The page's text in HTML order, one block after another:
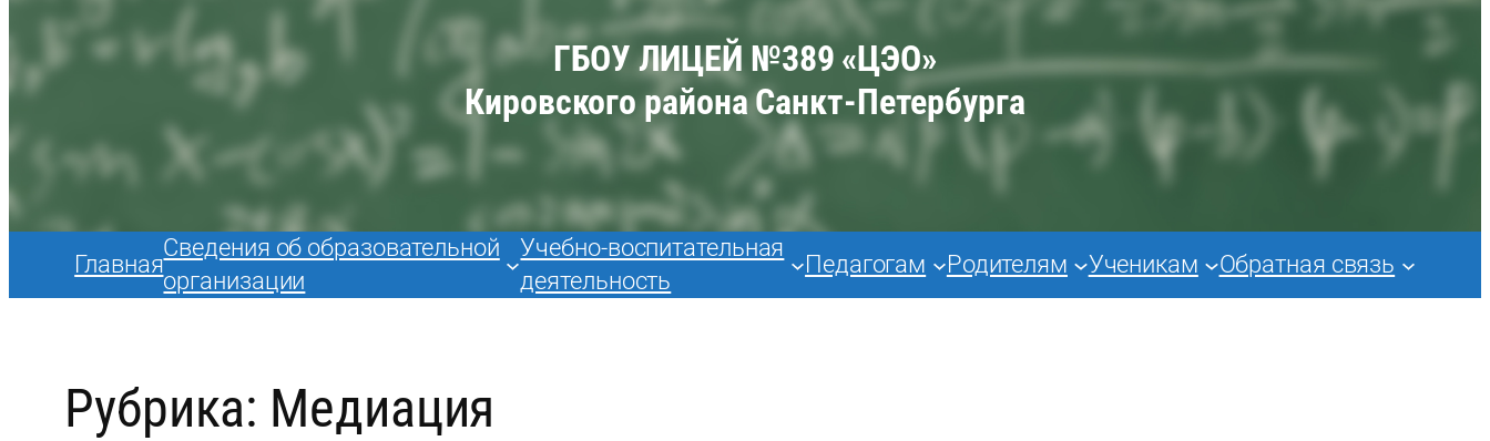
ГБОУ ЛИЦЕЙ №389 «ЦЭО»
Кировского района Санкт-Петербурга
Главная
Сведения об образовательной
организации
Учебно-воспитательная
деятельность
Педагогам Родителям Ученикам Обратная связь
Рубрика: Медиация